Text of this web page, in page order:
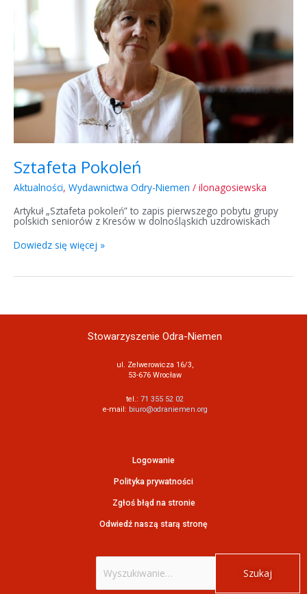
Sztafeta Pokoleń
Aktualności, Wydawnictwa Odry-Niemen / ilonagosiewska
Artykuł „Sztafeta pokoleń” to zapis pierwszego pobytu grupy
polskich seniorów z Kresów w dolnośląskich uzdrowiskach
Dowiedz się więcej »
Stowarzyszenie Odra-Niemen
ul. Zelwerowicza 16/3,
53-676 Wrocław
tel.: 71 355 52 02
e-mail: biuro@odraniemen.org
Logowanie
Polityka prywatności
Zgłoś błąd na stronie
Odwiedź naszą starą stronę
Szukaj
dla: